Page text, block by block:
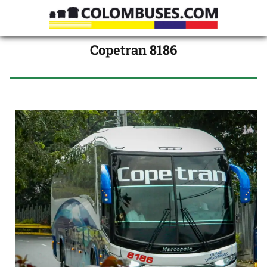
Copetran 8186